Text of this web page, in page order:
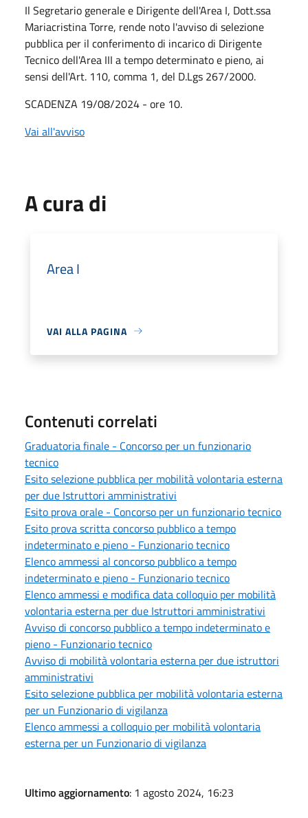
Il Segretario generale e Dirigente dell'Area I, Dott.ssa
Mariacristina Torre, rende noto l'avviso di selezione
pubblica per il conferimento di incarico di Dirigente
Tecnico dell'Area III a tempo determinato e pieno, ai
sensi dell'Art. 110, comma 1, del D.Lgs 267/2000.
SCADENZA 19/08/2024 - ore 10.
Vai all'avviso
A cura di
Area I
VAI ALLA PAGINA
Contenuti correlati
Graduatoria finale - Concorso per un funzionario
tecnico
Esito selezione pubblica per mobilità volontaria esterna
per due Istruttori amministrativi
Esito prova orale - Concorso per un funzionario tecnico
Esito prova scritta concorso pubblico a tempo
indeterminato e pieno - Funzionario tecnico
Elenco ammessi al concorso pubblico a tempo
indeterminato e pieno - Funzionario tecnico
Elenco ammessi e modifica data colloquio per mobilità
volontaria esterna per due Istruttori amministrativi
Avviso di concorso pubblico a tempo indeterminato e
pieno - Funzionario tecnico
Avviso di mobilità volontaria esterna per due istruttori
amministrativi
Esito selezione pubblica per mobilità volontaria esterna
per un Funzionario di vigilanza
Elenco ammessi a colloquio per mobilità volontaria
esterna per un Funzionario di vigilanza
Ultimo aggiornamento: 1 agosto 2024, 16:23